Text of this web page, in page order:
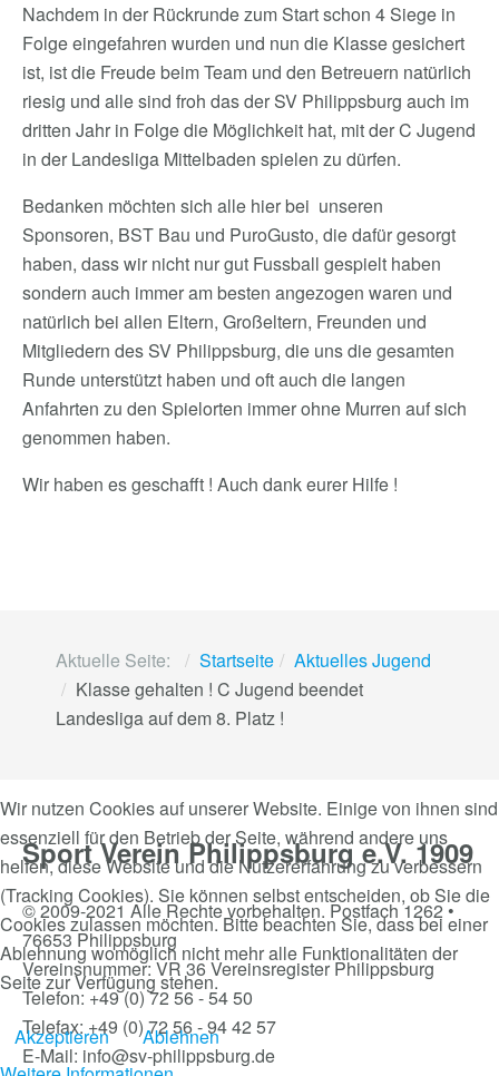
Nachdem in der Rückrunde zum Start schon 4 Siege in
Folge eingefahren wurden und nun die Klasse gesichert
ist, ist die Freude beim Team und den Betreuern natürlich
riesig und alle sind froh das der SV Philippsburg auch im
dritten Jahr in Folge die Möglichkeit hat, mit der C Jugend
in der Landesliga Mittelbaden spielen zu dürfen.
Bedanken möchten sich alle hier bei unseren
Sponsoren, BST Bau und PuroGusto, die dafür gesorgt
haben, dass wir nicht nur gut Fussball gespielt haben
sondern auch immer am besten angezogen waren und
natürlich bei allen Eltern, Großeltern, Freunden und
Mitgliedern des SV Philippsburg, die uns die gesamten
Runde unterstützt haben und oft auch die langen
Anfahrten zu den Spielorten immer ohne Murren auf sich
genommen haben.
Wir haben es geschafft ! Auch dank eurer Hilfe !
Aktuelle Seite: Startseite
Aktuelles Jugend
Klasse gehalten ! C Jugend beendet
Landesliga auf dem 8. Platz !
Sport Verein Philippsburg e.V. 1909
© 2009-2021 Alle Rechte vorbehalten. Postfach 1262 •
76653 Philippsburg
Vereinsnummer: VR 36 Vereinsregister Philippsburg
Telefon: +49 (0) 72 56 - 54 50
Telefax: +49 (0) 72 56 - 94 42 57
E-Mail: info@sv-philippsburg.de
Wir nutzen Cookies auf unserer Website. Einige von ihnen sind
essenziell für den Betrieb der Seite, während andere uns
helfen, diese Website und die Nutzererfahrung zu verbessern
(Tracking Cookies). Sie können selbst entscheiden, ob Sie die
Cookies zulassen möchten. Bitte beachten Sie, dass bei einer
Ablehnung womöglich nicht mehr alle Funktionalitäten der
Seite zur Verfügung stehen.
Akzeptieren
Ablehnen